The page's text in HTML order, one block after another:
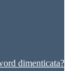
dimenticata?